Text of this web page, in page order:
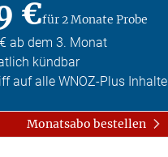
€für 2 Monate Probe
ab dem 3. Monat
kündbar
auf alle WNOZ-Plus Inhalte
Monatsabo bestellen